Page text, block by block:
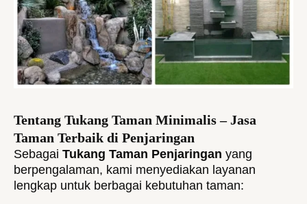
Tentang Tukang Taman Minimalis – Jasa
Taman Terbaik di Penjaringan
Sebagai Tukang Taman Penjaringan yang
berpengalaman, kami menyediakan layanan
lengkap untuk berbagai kebutuhan taman: